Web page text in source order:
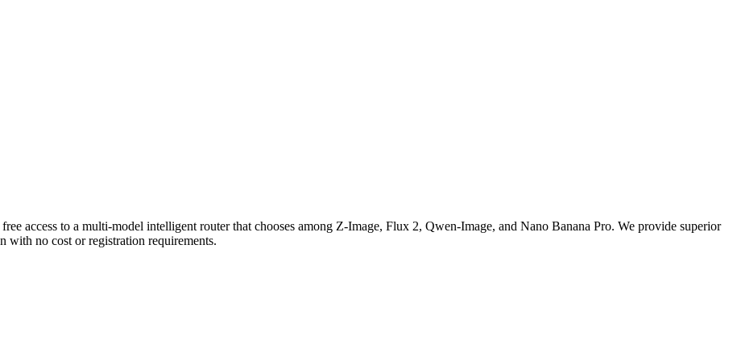
access to a multi-model intelligent router that chooses among Z-Image, Flux 2, Qwen-Image, and Nano Banana Pro. We provide superior
with no cost or registration requirements.